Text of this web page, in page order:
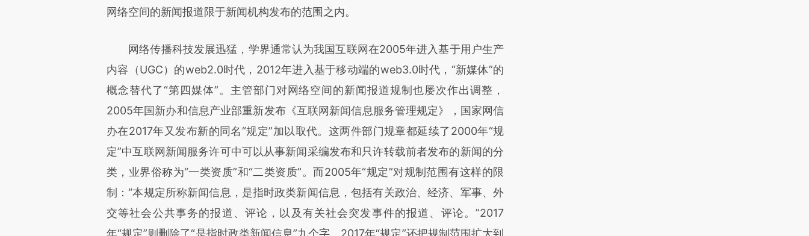
网络空间的新闻报道限于新闻机构发布的范围之内。
网络传播科技发展迅猛，学界通常认为我国互联网在2005年进入基于用户生产
内容（UGC）的web2.0时代，2012年进入基于移动端的web3.0时代，“新媒体”的
概念替代了“第四媒体”。主管部门对网络空间的新闻报道规制也屡次作出调整，
2005年国新办和信息产业部重新发布《互联网新闻信息服务管理规定》，国家网信
办在2017年又发布新的同名“规定”加以取代。这两件部门规章都延续了2000年“规
定”中互联网新闻服务许可中可以从事新闻采编发布和只许转载前者发布的新闻的分
类，业界俗称为“一类资质”和“二类资质”。而2005年“规定”对规制范围有这样的限
制：“本规定所称新闻信息，是指时政类新闻信息，包括有关政治、经济、军事、外
交等社会公共事务的报道、评论，以及有关社会突发事件的报道、评论。”2017
年“规定”则删除了“是指时政类新闻信息”九个字。2017年“规定”还把规制范围扩大到